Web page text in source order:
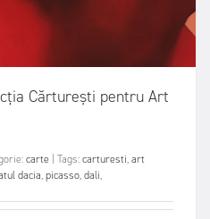
Cărturești pentru Art
carte Tags:carturesti,art
dacia,picasso,dali,